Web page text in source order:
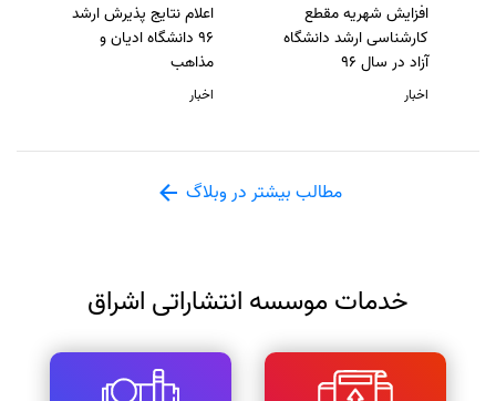
افزایش شهریه مقطع
کارشناسی ارشد دانشگاه
آزاد در سال 96
اخبار
اعلام نتایج پذیرش ارشد
96 دانشگاه ادیان و
مذاهب
اخبار
مطالب بیشتر در وبلاگ
خدمات موسسه انتشاراتی اشراق